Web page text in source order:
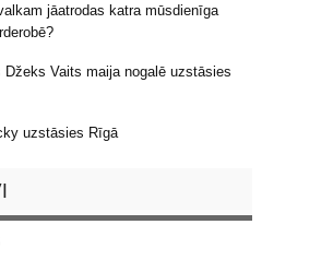
jāatrodas katra mūsdienīga
Džeks Vaits maija nogalē uzstāsies
uzstāsies Rīgā